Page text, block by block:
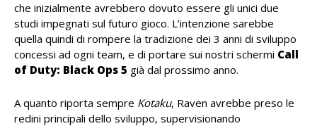
che inizialmente avrebbero dovuto essere gli unici due
studi impegnati sul futuro gioco. L’intenzione sarebbe
quella quindi di rompere la tradizione dei 3 anni di sviluppo
concessi ad ogni team, e di portare sui nostri schermi Call
of Duty: Black Ops 5 già dal prossimo anno.
A quanto riporta sempre Kotaku, Raven avrebbe preso le
redini principali dello sviluppo, supervisionando